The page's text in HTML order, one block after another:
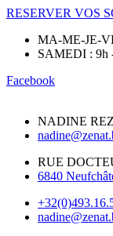
RESERVER VOS
MA-ME-JE-
SAMEDI : 9h
Facebook
NADINE
RUE
6840